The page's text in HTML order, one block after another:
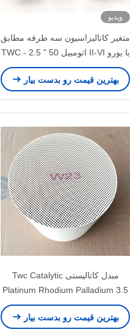
ویدیو
متغیر کاتالیزاسیون سه طرفه مطابق
با یورو II-VI اتومبیل TWC - 2.5 " 50
سلول
بهترین قیمت رو بدست بیار
مبدل کاتالیستی Twc Catalytic
Platinum Rhodium Palladium 3.5
"3" 2 "2.5 Inch 200 Cell Catalytic
Converter
بهترین قیمت رو بدست بیار